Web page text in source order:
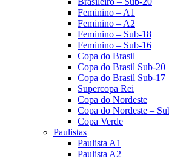
Feminino – A1
Feminino – A2
Feminino – Sub-18
Feminino – Sub-16
Copa do Brasil
Copa do Brasil Sub-20
Copa do Brasil Sub-17
Supercopa Rei
Copa do Nordeste
Copa do Nordeste –
Copa Verde
Paulistas
Paulista A1
Paulista A2